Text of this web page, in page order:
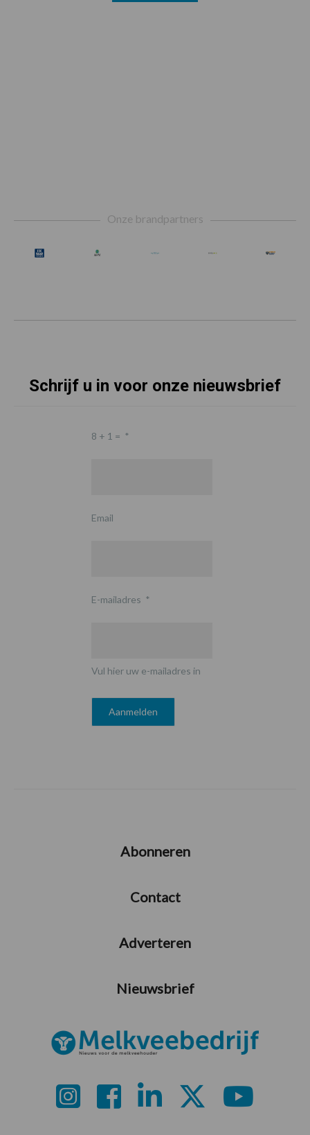
Onze brandpartners
Schrijf u in voor onze nieuwsbrief
8 + 1 = *
Email
E-mailadres *
Vul hier uw e-mailadres in
Abonneren
Contact
Adverteren
Nieuwsbrief